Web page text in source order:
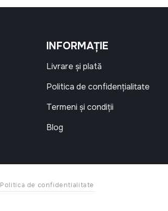
INFORMAȚIE
Livrare și plată
Politica de confidențialitate
Termeni și condiții
Blog
Politica de confidentialitate